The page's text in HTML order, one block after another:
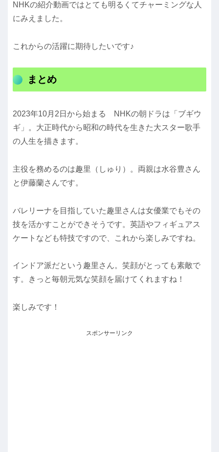
NHKの紹介動画ではとても明るくてチャーミングな人
にみえました。
これからの活躍に期待したいです♪
まとめ
2023年10月2日から始まる NHKの朝ドラは「ブギウ
ギ」。大正時代から昭和の時代を生きた大スター歌手
の人生を描きます。
主役を務めるのは趣里（しゅり）。両親は水谷豊さん
と伊藤蘭さんです。
バレリーナを目指していた趣里さんは女優業でもその
技を活かすことができそうです。英語やフィギュアス
ケートなども特技ですので、これから楽しみですね。
インドア派だという趣里さん。笑顔がとっても素敵で
す。きっと毎朝元気な笑顔を届けてくれますね！
楽しみです！
スポンサーリンク